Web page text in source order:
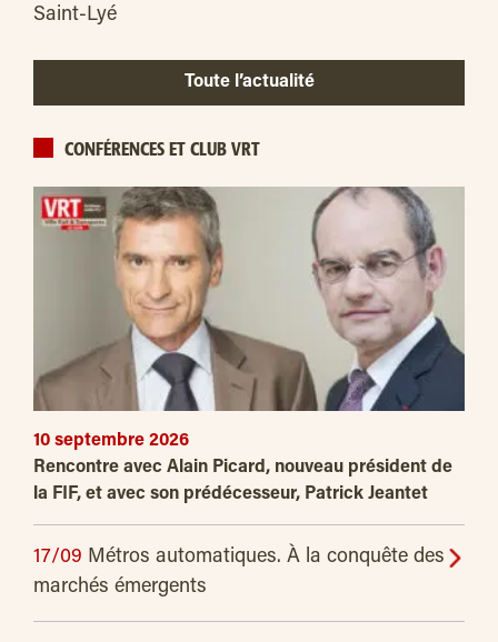
Saint-Lyé
Toute l’actualité
CONFÉRENCES ET CLUB VRT
10 septembre 2026
Rencontre avec Alain Picard, nouveau président de
la FIF, et avec son prédécesseur, Patrick Jeantet
17/09 Métros automatiques. À la conquête des
marchés émergents